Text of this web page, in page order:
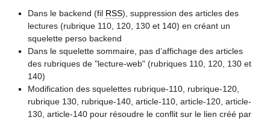
Dans le backend (fil RSS), suppression des articles des
lectures (rubrique 110, 120, 130 et 140) en créant un
squelette perso backend
Dans le squelette sommaire, pas d’affichage des articles
des rubriques de "lecture-web" (rubriques 110, 120, 130 et
140)
Modification des squelettes rubrique-110, rubrique-120,
rubrique 130, rubrique-140, article-110, article-120, article-
130, article-140 pour résoudre le conflit sur le lien créé par